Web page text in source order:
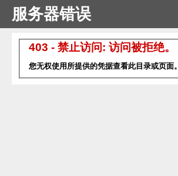
服务器错误
403 - 禁止访问: 访问被拒绝。
您无权使用所提供的凭据查看此目录或页面。